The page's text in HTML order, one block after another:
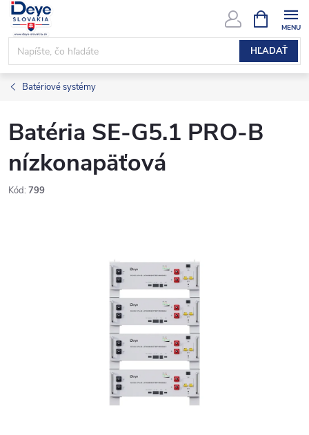
Prejsť
obsah
HĽADAŤ
KOŠÍK
Batériové systémy
Batéria SE-G5.1 PRO-B
nízkonapäťová
Kód: 799